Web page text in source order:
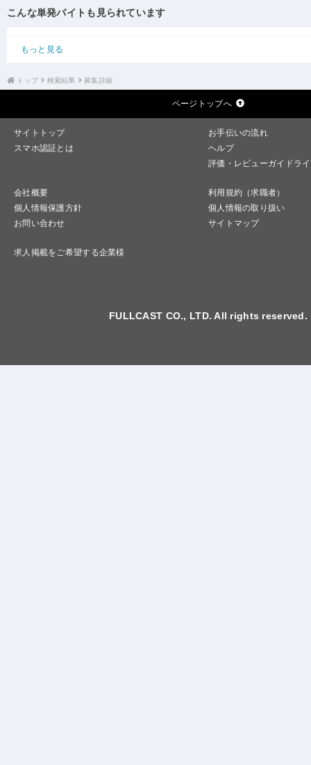
こんな単発バイトも見られています
もっと見る
トップ 検索結果 募集詳細
ページトップへ
サイトトップ
お手伝いの流れ
スマホ認証とは
ヘルプ
評価・レビューガイドラ
会社概要
利用規約（求職者）
個人情報保護方針
個人情報の取り扱い
お問い合わせ
サイトマップ
求人掲載をご希望する企業様
FULLCAST CO., LTD. All rights reserved.